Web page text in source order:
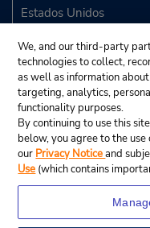
We, and our third-party
technologies to collect,
as well as information
targeting, analytics,
functionality purposes.
By continuing to use this
below, you agree to the
our Privacy Noticeand
Use (which contains